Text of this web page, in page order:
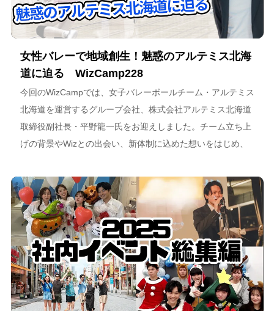
女性バレーで地域創生！魅惑のアルテミス北海
道に迫る WizCamp228
今回のWizCampでは、女子バレーボールチーム・アルテミス
北海道を運営するグループ会社、株式会社アルテミス北海道
取締役副社長・平野龍一氏をお迎えしました。チーム立ち上
げの背景やWizとの出会い、新体制に込めた想いをはじめ、
海道が描く今後のビジョンについて語っています。